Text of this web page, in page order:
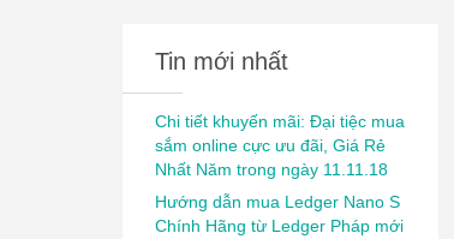
Tin mới nhất
Chi tiết khuyến mãi: Đại tiệc mua
sắm online cực ưu đãi, Giá Rẻ
Nhất Năm trong ngày 11.11.18
Hướng dẫn mua Ledger Nano S
Chính Hãng từ Ledger Pháp mới